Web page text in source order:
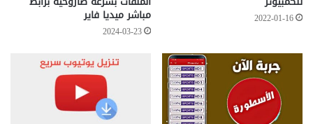
2022-01-16 مباشر ميديا فاير
2024-03-23